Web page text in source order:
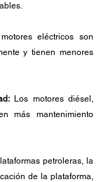
eléctricos son
y tienen menores
Los motores diésel,
más mantenimiento
petroleras, la
de la plataforma,